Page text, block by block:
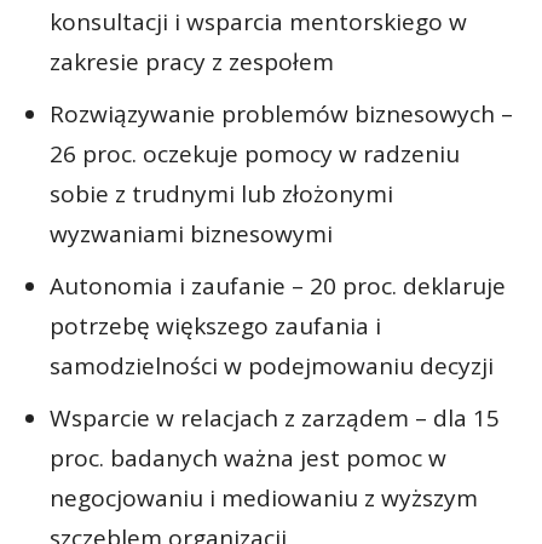
konsultacji i wsparcia mentorskiego w
zakresie pracy z zespołem
Rozwiązywanie problemów biznesowych –
26 proc. oczekuje pomocy w radzeniu
sobie z trudnymi lub złożonymi
wyzwaniami biznesowymi
Autonomia i zaufanie – 20 proc. deklaruje
potrzebę większego zaufania i
samodzielności w podejmowaniu decyzji
Wsparcie w relacjach z zarządem – dla 15
proc. badanych ważna jest pomoc w
negocjowaniu i mediowaniu z wyższym